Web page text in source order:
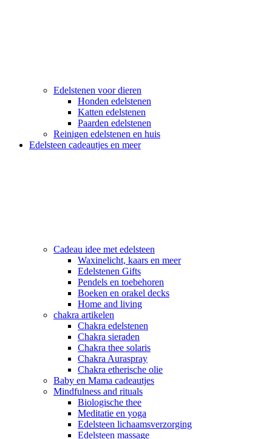
Edelstenen voor dieren
Honden edelstenen
Katten edelstenen
Paarden edelstenen
Reinigen edelstenen en huis
Edelsteen cadeautjes en meer
Cadeau idee met edelsteen
Waxinelicht, kaars en meer
Edelstenen Gifts
Pendels en toebehoren
Boeken en orakel decks
Home and living
chakra artikelen
Chakra edelstenen
Chakra sieraden
Chakra thee solaris
Chakra Auraspray
Chakra etherische olie
Baby en Mama cadeautjes
Mindfulness and rituals
Biologische thee
Meditatie en yoga
Edelsteen lichaamsverzorging
Edelsteen massage